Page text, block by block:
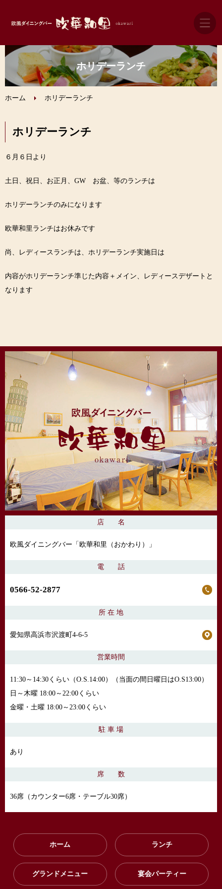
ホーム
ドリンク
ホリデーランチ
ホーム ホリデーランチ
ホリデーランチ
６月６日より
土日、祝日、お正月、GW お盆、等のランチは
ホリデーランチのみになります
欧華和里ランチはお休みです
尚、レディースランチは、ホリデーランチ実施日は
内容がホリデーランチ準じた内容＋メイン、レディースデザートと
なります
店 名
欧風ダイニングバー「欧華和里（おかわり）」
電 話
0566-52-2877
所 在 地
愛知県高浜市沢渡町4-6-5
営業時間
11:30～14:30くらい（O.S.14:00）（当面の間日曜日はO.S13:00）
日～木曜 18:00～22:00くらい
金曜・土曜 18:00～23:00くらい
駐 車 場
あり
席 数
36席（カウンター6席・テーブル30席）
ホーム ランチ
グランドメニュー 宴会パーティー